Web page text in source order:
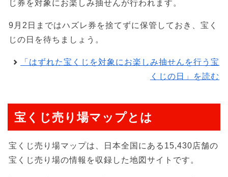
じ券を対象にお楽しみ抽せんが行われます。
9月2日まではハズレ券を捨てずに保管しておき、宝く
じの日を待ちましょう。
「はずれた宝くじを対象にお楽しみ抽せんを行う宝
くじの日」を読む
宝くじ売り場マップとは
宝くじ売り場マップは、日本全国にある15,430店舗の
宝くじ売り場の情報を収録した地図サイトです。